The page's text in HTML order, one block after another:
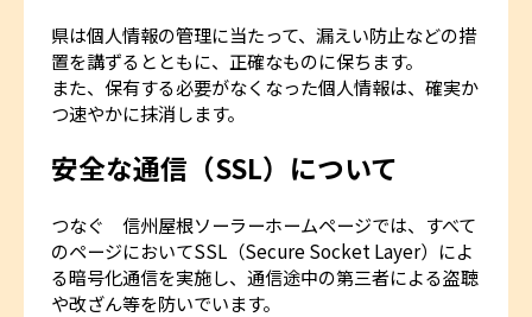
県は個人情報の管理に当たって、漏えい防止などの措
置を講ずるとともに、正確なものに保ちます。
また、保有する必要がなくなった個人情報は、確実か
つ速やかに抹消します。
安全な通信（SSL）について
つなぐ 信州屋根ソーラーホームページでは、すべて
のページにおいてSSL（Secure Socket Layer）によ
る暗号化通信を実施し、通信途中の第三者による盗聴
や改ざん等を防いでいます。